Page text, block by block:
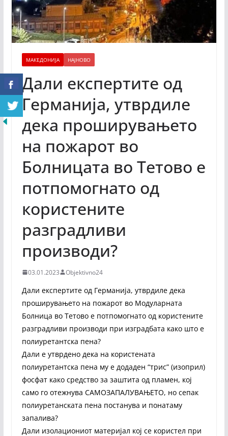
МАКЕДОНИЈА НАЈНОВО
Дали експертите од
Германија, утврдиле
дека проширувањето
на пожарот во
Болницата во Тетово е
потпомогнато од
користените
разградливи
производи?
03.01.2023 Objektivno24
Дали експертите од Германија, утврдиле дека
проширувањето на пожарот во Модуларната
Болница во Тетово е потпомогнато од користените
разградливи производи при изградбата како што е
полиуретантска пена?
Дали е утврдено дека на користената
полиуретантска пена му е додаден “трис” (изоприл)
фосфат како средство за заштита од пламен, кој
само го отежнува САМОЗАПАЛУВАЊЕТО, но сепак
полиуретанската пена постанува и понатаму
запалива?
Дали изолациониот материјал кој се користел при